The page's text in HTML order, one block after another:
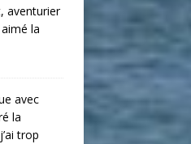
aventurier
la
avec
la
trop